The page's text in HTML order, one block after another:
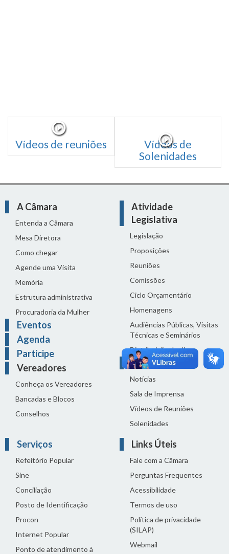
Vídeos de reuniões
Vídeos de
Solenidades
A Câmara
Entenda a Câmara
Mesa Diretora
Como chegar
Agende uma Visita
Memória
Estrutura administrativa
Procuradoria da Mulher
Eventos
Agenda
Participe
Vereadores
Conheça os Vereadores
Bancadas e Blocos
Conselhos
Atividade
Legislativa
Legislação
Proposições
Reuniões
Comissões
Ciclo Orçamentário
Homenagens
Audiências Públicas, Visitas
Técnicas e Seminários
Distribuição do dia
Comunicação
Notícias
Sala de Imprensa
Vídeos de Reuniões
Solenidades
Serviços
Refeitório Popular
Sine
Conciliação
Posto de Identificação
Procon
Internet Popular
Ponto de atendimento à
Links Úteis
Fale com a Câmara
Perguntas Frequentes
Acessibilidade
Termos de uso
Política de privacidade
(SILAP)
Webmail